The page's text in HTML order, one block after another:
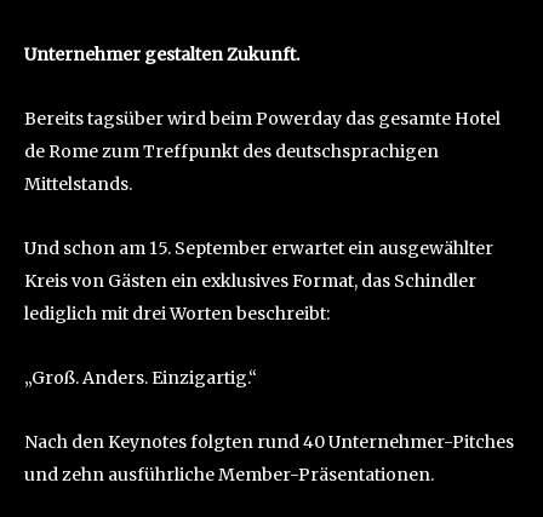
Unternehmer gestalten Zukunft.
Bereits tagsüber wird beim Powerday das gesamte Hotel
de Rome zum Treffpunkt des deutschsprachigen
Mittelstands.
Und schon am 15. September erwartet ein ausgewählter
Kreis von Gästen ein exklusives Format, das Schindler
lediglich mit drei Worten beschreibt:
„Groß. Anders. Einzigartig.“
Nach den Keynotes folgten rund 40 Unternehmer-Pitches
und zehn ausführliche Member-Präsentationen.